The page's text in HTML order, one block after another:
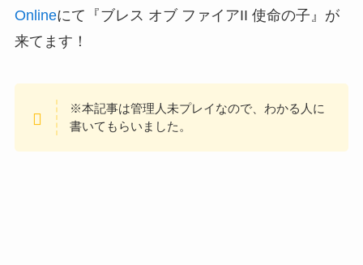
Onlineにて『ブレス オブ ファイアII 使命の子』が
来てます！
※本記事は管理人未プレイなので、わかる人に
書いてもらいました。